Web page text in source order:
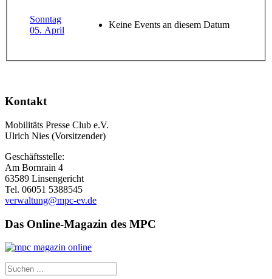
Sonntag
05. April
Keine Events an diesem Datum
Kontakt
Mobilitäts Presse Club e.V.
Ulrich Nies (Vorsitzender)
Geschäftsstelle:
Am Bornrain 4
63589 Linsengericht
Tel. 06051 5388545
verwaltung@mpc-ev.de
Das Online-Magazin des MPC